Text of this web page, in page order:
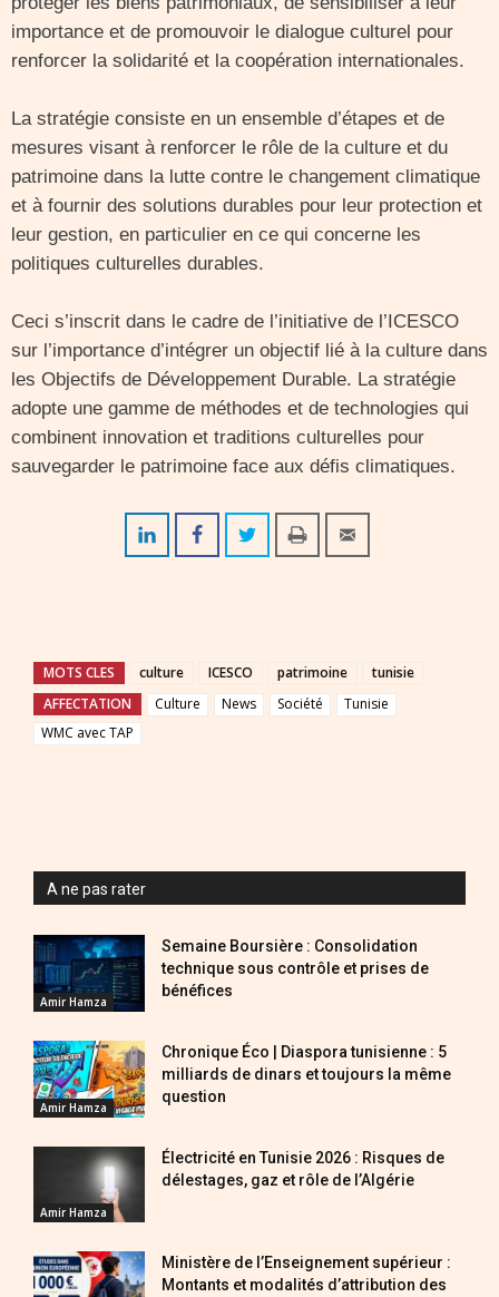
importance et de promouvoir le dialogue culturel pour
renforcer la solidarité et la coopération internationales.
La stratégie consiste en un ensemble d’étapes et de
mesures visant à renforcer le rôle de la culture et du
patrimoine dans la lutte contre le changement climatique
et à fournir des solutions durables pour leur protection et
leur gestion, en particulier en ce qui concerne les
politiques culturelles durables.
Ceci s’inscrit dans le cadre de l’initiative de l’ICESCO
sur l’importance d’intégrer un objectif lié à la culture dans
les Objectifs de Développement Durable. La stratégie
adopte une gamme de méthodes et de technologies qui
combinent innovation et traditions culturelles pour
sauvegarder le patrimoine face aux défis climatiques.
MOTS CLES culture ICESCO patrimoine
tunisie
AFFECTATION
Culture News Société
Tunisie
WMC avec TAP
A ne pas rater
Amir Hamza
Semaine Boursière : Consolidation
technique sous contrôle et prises de
bénéfices
Amir Hamza
Chronique Éco | Diaspora tunisienne : 5
milliards de dinars et toujours la même
question
Amir Hamza
Électricité en Tunisie 2026 : Risques de
délestages, gaz et rôle de l’Algérie
Ministère de l’Enseignement supérieur :
Montants et modalités d’attribution des